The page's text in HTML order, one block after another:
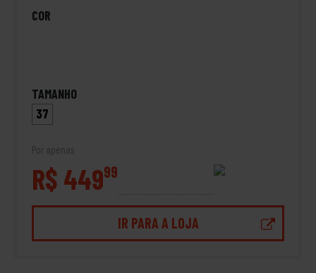
COR
TAMANHO
37
Por apenas
R$ 44999
IR PARA A LOJA